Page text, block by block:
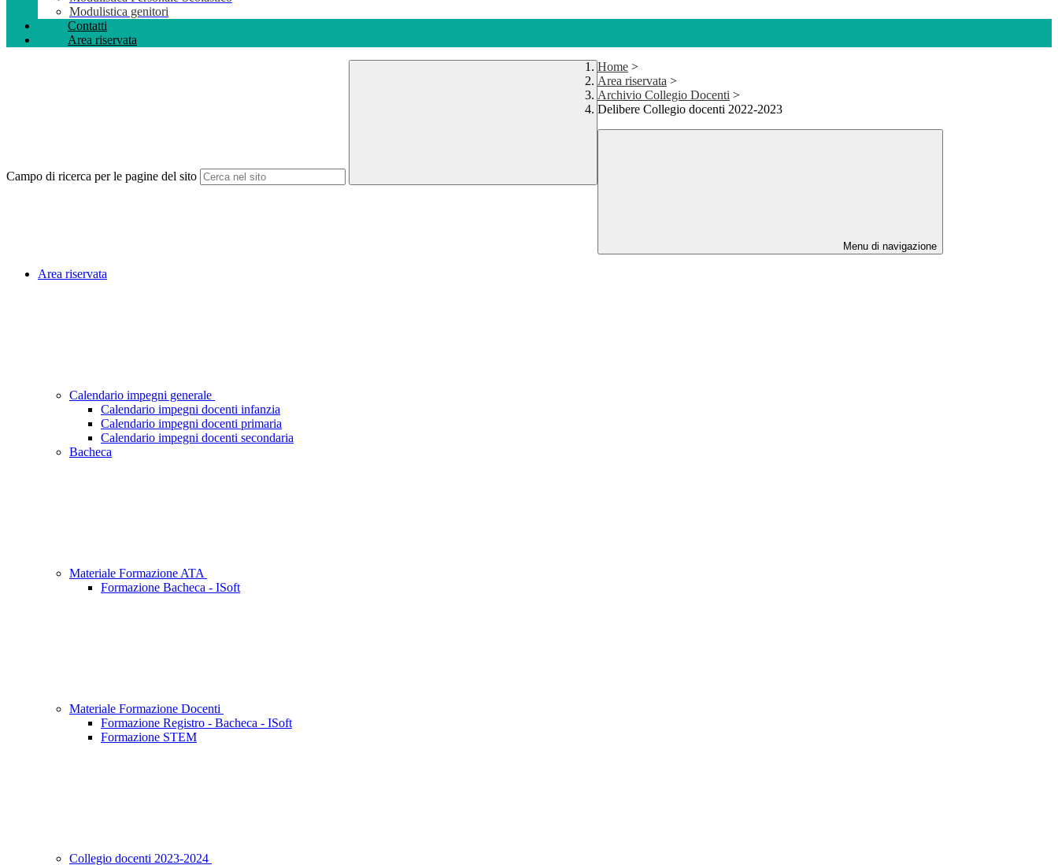
Modulistica genitori
Contatti
Area riservata
Campo di ricerca per le pagine del sito
Home >
Area riservata >
Archivio Collegio Docenti >
Delibere Collegio docenti 2022-2023
Menu di navigazione
Area riservata
Calendario impegni generale
Calendario impegni docenti infanzia
Calendario impegni docenti primaria
Calendario impegni docenti secondaria
Bacheca
Materiale Formazione ATA
Formazione Bacheca - ISoft
Materiale Formazione Docenti
Formazione Registro - Bacheca - ISoft
Formazione STEM
Collegio docenti 2023-2024